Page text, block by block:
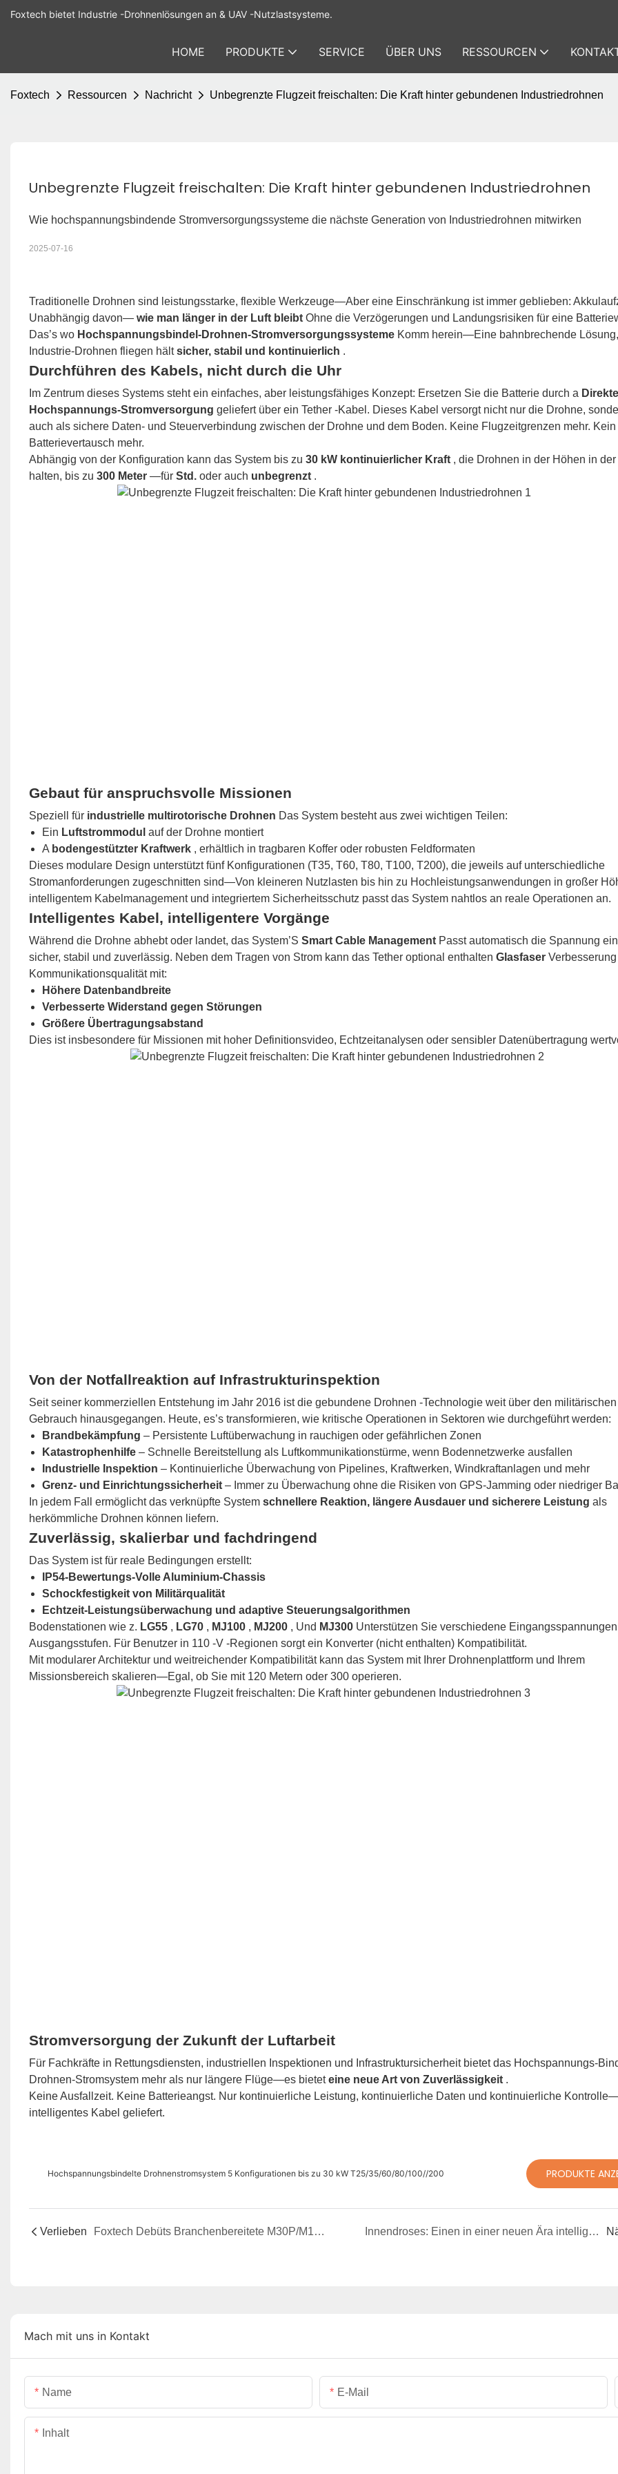
Foxtech bietet Industrie -Drohnenlösungen an & UAV -Nutzlastsysteme.
HOME PRODUKTE SERVICE ÜBER UNS RESSOURCEN
Foxtech Ressourcen Nachricht Unbegrenzte Flugzeit freischalten: Die Kraft hinter gebundenen Industriedrohnen
Unbegrenzte Flugzeit freischalten: Die Kraft hinter gebundenen Industriedrohnen
Wie hochspannungsbindende Stromversorgungssysteme die nächste Generation von Industriedrohnen mitwirken
2025-07-16
Traditionelle Drohnen sind leistungsstarke, flexible Werkzeuge—Aber eine Einschränkung ist immer geblieben:
Unabhängig davon—wie man länger in der Luft bleibt Ohne die Verzögerungen und Landungsrisiken für eine
Das’s wo Hochspannungsbindel-Drohnen-Stromversorgungssysteme Komm herein—Eine bahnbrechende
Industrie-Drohnen fliegen hältsicher, stabil und kontinuierlich .
Durchführen des Kabels, nicht durch die Uhr
Im Zentrum dieses Systems steht ein einfaches, aber leistungsfähiges Konzept: Ersetzen Sie die Batterie durch a Direkte
Hochspannungs-Stromversorgung geliefert über ein Tether -Kabel. Dieses Kabel versorgt nicht nur die Drohne,
auch als sichere Daten- und Steuerverbindung zwischen der Drohne und dem Boden. Keine Flugzeitgrenzen mehr. Kein
Batterievertausch mehr.
Abhängig von der Konfiguration kann das System bis zu 30 kW kontinuierlicher Kraft , die Drohnen in der Höhen in der
halten, bis zu 300 Meter —für Std. oder auch unbegrenzt .
Gebaut für anspruchsvolle Missionen
Speziell für industrielle multirotorische Drohnen Das System besteht aus zwei wichtigen Teilen:
Ein Luftstrommodulauf der Drohne montiert
A bodengestützter Kraftwerk , erhältlich in tragbaren Koffer oder robusten Feldformaten
Dieses modulare Design unterstützt fünf Konfigurationen (T35, T60, T80, T100, T200), die jeweils auf unterschiedliche
Stromanforderungen zugeschnitten sind—Von kleineren Nutzlasten bis hin zu Hochleistungsanwendungen in großer
intelligentem Kabelmanagement und integriertem Sicherheitsschutz passt das System nahtlos an reale Operationen an.
Intelligentes Kabel, intelligentere Vorgänge
Während die Drohne abhebt oder landet, das System’S Smart Cable Management Passt automatisch die Spannung
sicher, stabil und zuverlässig. Neben dem Tragen von Strom kann das Tether optional enthalten Glasfaser
Kommunikationsqualität mit:
Höhere Datenbandbreite
Verbesserte Widerstand gegen Störungen
Größere Übertragungsabstand
Dies ist insbesondere für Missionen mit hoher Definitionsvideo, Echtzeitanalysen oder sensibler Datenübertragung
Von der Notfallreaktion auf Infrastrukturinspektion
Seit seiner kommerziellen Entstehung im Jahr 2016 ist die gebundene Drohnen -Technologie weit über den militärischen
Gebrauch hinausgegangen. Heute, es’s transformieren, wie kritische Operationen in Sektoren wie durchgeführt werden:
Brandbekämpfung– Persistente Luftüberwachung in rauchigen oder gefährlichen Zonen
Katastrophenhilfe– Schnelle Bereitstellung als Luftkommunikationstürme, wenn Bodennetzwerke ausfallen
Industrielle Inspektion– Kontinuierliche Überwachung von Pipelines, Kraftwerken, Windkraftanlagen und mehr
Grenz- und Einrichtungssicherheit– Immer zu Überwachung ohne die Risiken von GPS-Jamming oder niedriger
In jedem Fall ermöglicht das verknüpfte System schnellere Reaktion, längere Ausdauer und sicherere Leistung als
herkömmliche Drohnen können liefern.
Zuverlässig, skalierbar und fachdringend
Das System ist für reale Bedingungen erstellt:
IP54-Bewertungs-Volle Aluminium-Chassis
Schockfestigkeit von Militärqualität
Echtzeit-Leistungsüberwachung und adaptive Steuerungsalgorithmen
Bodenstationen wie z. LG55 , LG70 , MJ100 , MJ200 , Und MJ300 Unterstützen Sie verschiedene
Ausgangsstufen. Für Benutzer in 110 -V -Regionen sorgt ein Konverter (nicht enthalten) Kompatibilität.
Mit modularer Architektur und weitreichender Kompatibilität kann das System mit Ihrer Drohnenplattform und Ihrem
Missionsbereich skalieren—Egal, ob Sie mit 120 Metern oder 300 operieren.
Stromversorgung der Zukunft der Luftarbeit
Für Fachkräfte in Rettungsdiensten, industriellen Inspektionen und Infrastruktursicherheit bietet das Hochspannungs-
Drohnen-Stromsystem mehr als nur längere Flüge—es bieteteine neue Art von Zuverlässigkeit .
Keine Ausfallzeit. Keine Batterieangst. Nur kontinuierliche Leistung, kontinuierliche Daten und kontinuierliche
intelligentes Kabel geliefert.
Hochspannungsbindelte Drohnenstromsystem 5 Konfigurationen bis zu 30 kW T25/35/60/80/100//200 PRODUKTE
Verlieben Foxtech Debüts Branchenbereitete M30P/M100P Luftlautsprecher für DJI-Flaggschiff-Drohnen Innendroses: Einen in einer neuen Ära intelligenter Innenfliege einleiten
Mach mit uns in Kontakt
Name E-Mail
Inhalt